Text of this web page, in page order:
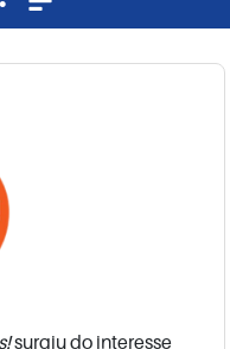
surgiu do interesse